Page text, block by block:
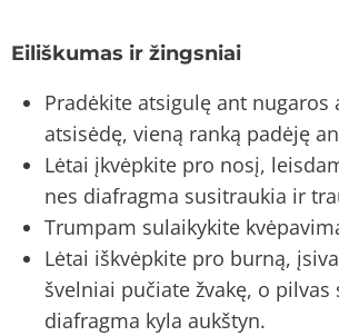
Eiliškumas ir žingsniai
Pradėkite atsigulę ant nugaros
atsisėdę, vieną ranką padėję
Lėtai įkvėpkite pro nosį,
nes diafragma susitraukia ir
Trumpam sulaikykite
Lėtai iškvėpkite pro burną,
švelniai pučiate žvakę, o
diafragma kyla aukštyn.